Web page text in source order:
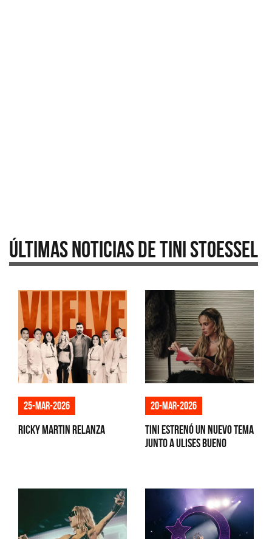
Últimas Noticias de Tini Stoessel
25-mar-2026
Ricky Martin relanza
20-mar-2026
Tini estrenó un nuevo tema
junto a Ulises Bueno